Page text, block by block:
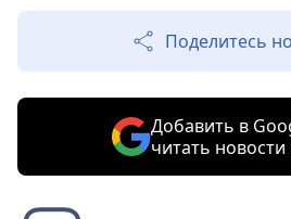
Поделитесь
Добавить в
читать